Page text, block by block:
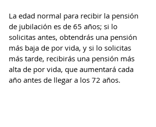
La edad normal para recibir la pensión
de jubilación es de 65 años; si lo
solicitas antes, obtendrás una pensión
más baja de por vida, y si lo solicitas
más tarde, recibirás una pensión más
alta de por vida, que aumentará cada
año antes de llegar a los 72 años.